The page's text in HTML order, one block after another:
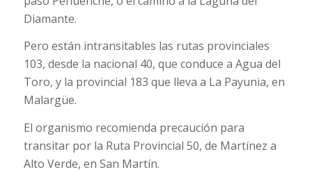
Diamante.
Pero están intransitables las rutas provinciales
103, desde la nacional 40, que conduce a Agua del
Toro, y la provincial 183 que lleva a La Payunia, en
Malargüe.
El organismo recomienda precaución para
transitar por la Ruta Provincial 50, de Martínez a
Alto Verde, en San Martín.